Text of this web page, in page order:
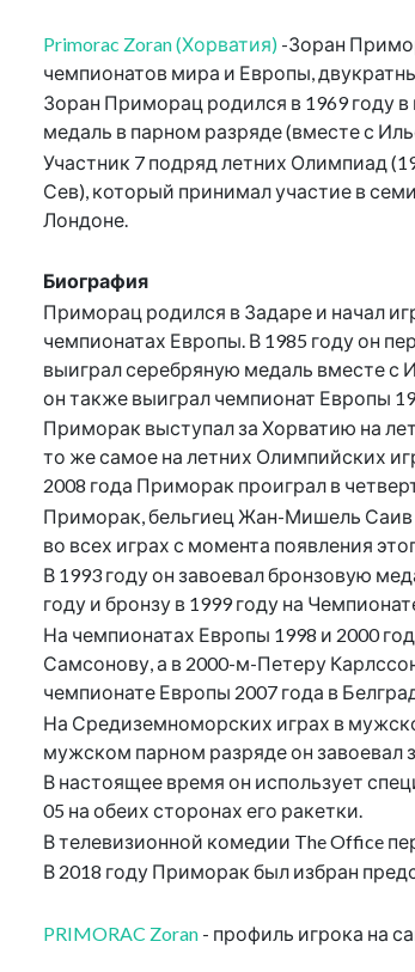
Primorac Zoran (Хорватия) -Зоран
чемпионатов мира и Европы,
Зоран Приморац родился в 1969 году
медаль в парном разряде (вместе с
Участник 7 подряд летних Олимпиад
Сев), который принимал участие в
Лондоне.
Биография
Приморац родился в Задаре и начал
чемпионатах Европы. В 1985 году он
выиграл серебряную медаль вместе с
он также выиграл чемпионат Европы
Приморак выступал за Хорватию на
то же самое на летних Олимпийских
2008 года Приморак проиграл в
Приморак, бельгиец Жан-Мишель Саив
во всех играх с момента появления
В 1993 году он завоевал бронзовую
году и бронзу в 1999 году на
На чемпионатах Европы 1998 и 2000
Самсонову, а в 2000-м-Петеру
чемпионате Европы 2007 года в
На Средиземноморских играх в
мужском парном разряде он завоевал
В настоящее время он использует
05 на обеих сторонах его ракетки.
В телевизионной комедии The Office
В 2018 году Приморак был избран
PRIMORAC Zoran - профиль игрока на